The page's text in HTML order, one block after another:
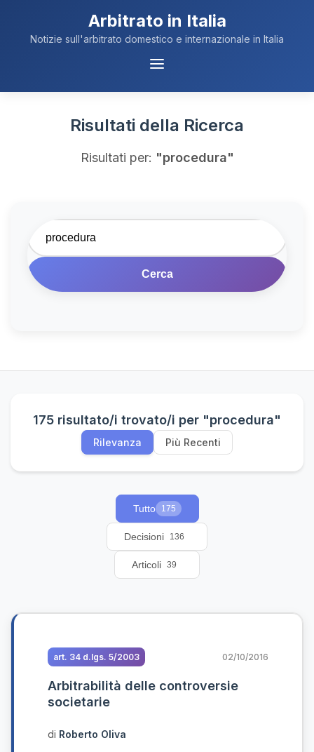
Arbitrato in Italia
Notizie sull'arbitrato domestico e internazionale in Italia
Menu
Risultati della Ricerca
Risultati per: "procedura"
Cerca
175 risultato/i trovato/i per "procedura"
Rilevanza Più Recenti
Tutto 175
Decisioni 136
Articoli 39
art. 34 d.lgs. 5/2003 02/10/2016
Arbitrabilità delle controversie
societarie
di Roberto Oliva